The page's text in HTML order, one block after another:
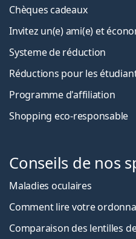
Chèques cadeaux
Invitez un(e) ami(e) et
Systeme de réduction
Réductions pour les
Programme d'affiliation
Shopping eco-responsable
Conseils de nos
Maladies oculaires
Comment lire votre
Comparaison des lentilles